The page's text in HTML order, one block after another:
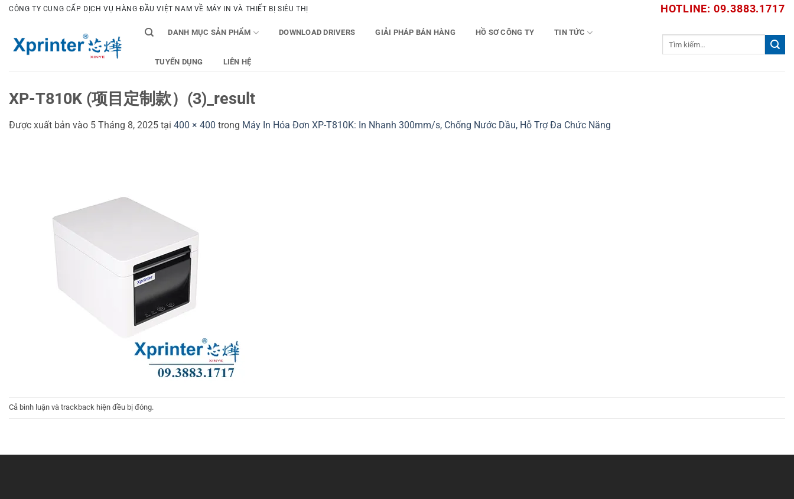
Bỏ
dung
CÔNG TY CUNG CẤP DỊCH VỤ HÀNG ĐẦU VIỆT NAM VỀ MÁY IN VÀ THIẾT BỊ SIÊU THỊ HOTLINE: 09.3883.1717
DANH MỤC SẢN PHẨM DOWNLOAD DRIVERS GIẢI PHÁP BÁN HÀNG HỒ SƠ CÔNG TY TIN TỨC
TUYỂN DỤNG LIÊN HỆ
XP-T810K (项目定制款）(3)_result
Được xuất bản vào 5 Tháng 8, 2025 tại 400 × 400 trong Máy In Hóa Đơn XP-T810K: In Nhanh 300mm/s, Chống Nước Dầu, Hỗ Trợ Đa Chức Năng
Cả bình luận và trackback hiện đều bị đóng.